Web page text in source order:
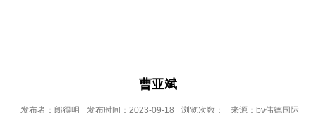
曹亚斌
发布者：郎得明 发布时间：2023-09-18 浏览次数： 来源：bv伟德国际